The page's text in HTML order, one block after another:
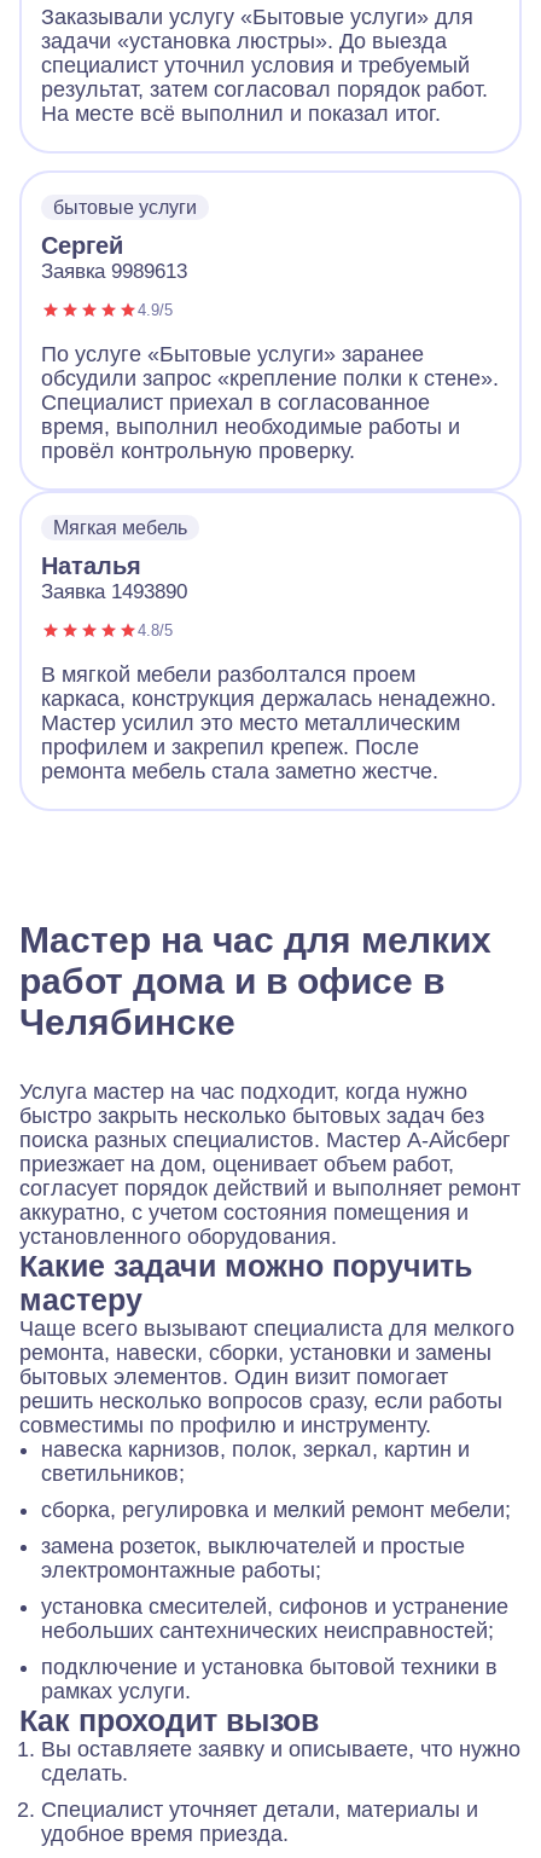
Заказывали услугу «Бытовые услуги» для
задачи «установка люстры». До выезда
специалист уточнил условия и требуемый
результат, затем согласовал порядок работ.
На месте всё выполнил и показал итог.
бытовые услуги
Сергей
Заявка 9989613
4.9/5
По услуге «Бытовые услуги» заранее
обсудили запрос «крепление полки к стене».
Специалист приехал в согласованное
время, выполнил необходимые работы и
провёл контрольную проверку.
Мягкая мебель
Наталья
Заявка 1493890
4.8/5
В мягкой мебели разболтался проем
каркаса, конструкция держалась ненадежно.
Мастер усилил это место металлическим
профилем и закрепил крепеж. После
ремонта мебель стала заметно жестче.
Мастер на час для мелких
работ дома и в офисе в
Челябинске
Услуга мастер на час подходит, когда нужно
быстро закрыть несколько бытовых задач без
поиска разных специалистов. Мастер А-Айсберг
приезжает на дом, оценивает объем работ,
согласует порядок действий и выполняет ремонт
аккуратно, с учетом состояния помещения и
установленного оборудования.
Какие задачи можно поручить
мастеру
Чаще всего вызывают специалиста для мелкого
ремонта, навески, сборки, установки и замены
бытовых элементов. Один визит помогает
решить несколько вопросов сразу, если работы
совместимы по профилю и инструменту.
навеска карнизов, полок, зеркал, картин и
светильников;
сборка, регулировка и мелкий ремонт мебели;
замена розеток, выключателей и простые
электромонтажные работы;
установка смесителей, сифонов и устранение
небольших сантехнических неисправностей;
подключение и установка бытовой техники в
рамках услуги.
Как проходит вызов
Вы оставляете заявку и описываете, что нужно
сделать.
Специалист уточняет детали, материалы и
удобное время приезда.